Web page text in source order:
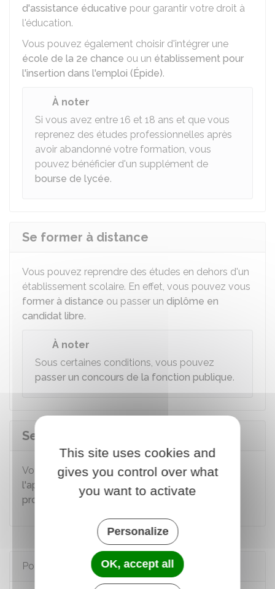
d'assistance éducative pour garantir votre droit à
l'éducation.
Vous pouvez également choisir d'intégrer une
école de la 2e chance ou un établissement pour
l'insertion dans l'emploi (Épide).
À noter
Si vous avez entre 16 et 18 ans et que vous
reprenez des études professionnelles après
avoir abandonné votre formation, vous
pouvez bénéficier d'un supplément de
bourse de lycée.
Se former à distance
Vous pouvez reprendre des études en dehors d'un
établissement scolaire. En effet, vous pouvez vous
former à distance ou passer un diplôme en
candidat libre.
À noter
Sous certaines conditions, vous pouvez
passer un concours de la fonction publique.
Se former en alternance
Vous pouvez vous former à un métier par
l'apprentissage
ou en signant un contrat de
professionnalisation
Pour en savoir plus
This site uses cookies and
gives you control over what
you want to activate
Personalize
OK, accept all